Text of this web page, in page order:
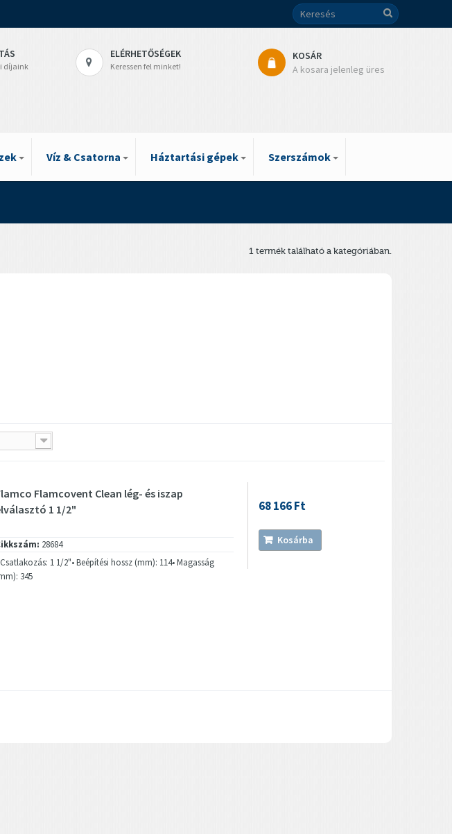
díjaink
ELÉRHETŐSÉGEK
Keressen fel minket!
KOSÁR
A kosara jelenleg üres
Víz & Csatorna Háztartási gépek Szerszámok
1 termék található a kategóriában.
Flamcovent Clean lég- és iszap
1 1/2"
28684
Csatlakozás: 1 1/2"• Beépítési hossz (mm): 114• Magasság
345
68 166 Ft
Kosárba